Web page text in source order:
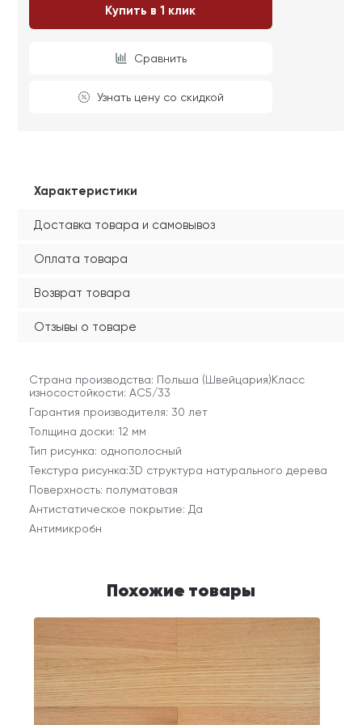
Купить в 1 клик
Сравнить
Узнать цену со скидкой
Характеристики
Доставка товара и самовывоз
Оплата товара
Возврат товара
Отзывы о товаре
Страна производства: Польша (Швейцария)Класс
износостойкости: AC5/33
Гарантия производителя: 30 лет
Толщина доски: 12 мм
Тип рисунка: однополосный
Текстура рисунка:3D структура натурального дерева
Поверхность: полуматовая
Антистатическое покрытие: Да
Антимикробн
Похожие товары